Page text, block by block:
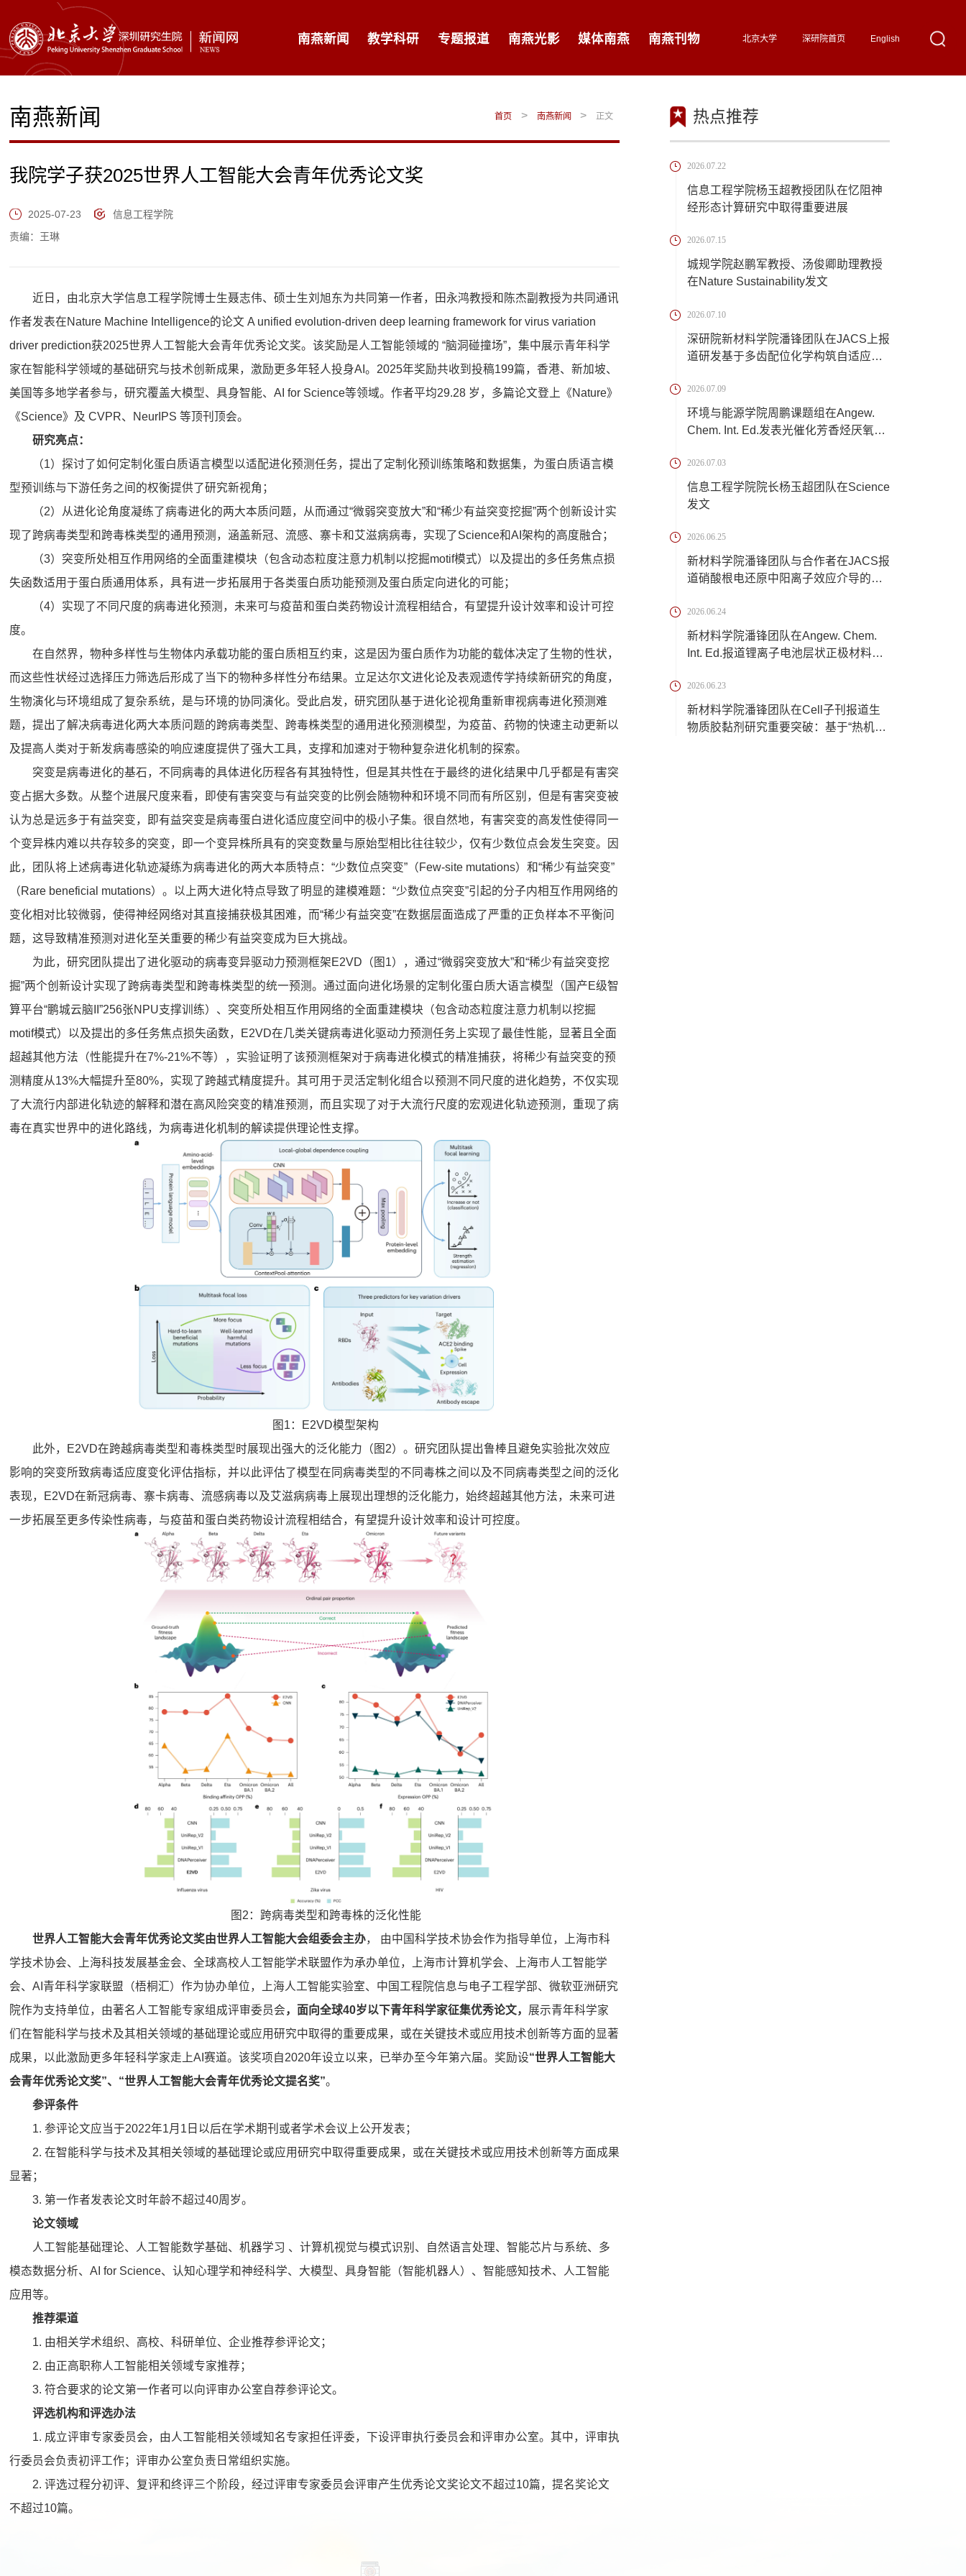
南燕新闻 教学科研 专题报道 南燕光影 媒体南燕 南燕刊物 北京大学 深研院首页 English
南燕新闻 首页 > 南燕新闻 > 正文
我院学子获2025世界人工智能大会青年优秀论文奖
2025-07-23
信息工程学院
责编：王琳
近日，由北京大学信息工程学院博士生聂志伟、硕士生刘旭东为共同第一作者，田永鸿教授和陈杰副教授为共同通讯
作者发表在Nature Machine Intelligence的论文 A unified evolution-driven deep learning framework for virus variation
driver prediction获2025世界人工智能大会青年优秀论文奖。该奖励是人工智能领域的 “脑洞碰撞场”，集中展示青年科学
家在智能科学领域的基础研究与技术创新成果，激励更多年轻人投身AI。2025年奖励共收到投稿199篇，香港、新加坡、
美国等多地学者参与，研究覆盖大模型、具身智能、AI for Science等领域。作者平均29.28 岁，多篇论文登上《Nature》
《Science》及 CVPR、NeurIPS 等顶刊顶会。
研究亮点：
（1）探讨了如何定制化蛋白质语言模型以适配进化预测任务，提出了定制化预训练策略和数据集，为蛋白质语言模
型预训练与下游任务之间的权衡提供了研究新视角；
（2）从进化论角度凝练了病毒进化的两大本质问题，从而通过“微弱突变放大”和“稀少有益突变挖掘”两个创新设计实
现了跨病毒类型和跨毒株类型的通用预测，涵盖新冠、流感、寨卡和艾滋病病毒，实现了Science和AI架构的高度融合；
（3）突变所处相互作用网络的全面重建模块（包含动态粒度注意力机制以挖掘motif模式）以及提出的多任务焦点损
失函数适用于蛋白质通用体系，具有进一步拓展用于各类蛋白质功能预测及蛋白质定向进化的可能；
（4）实现了不同尺度的病毒进化预测，未来可与疫苗和蛋白类药物设计流程相结合，有望提升设计效率和设计可控
度。
在自然界，物种多样性与生物体内承载功能的蛋白质相互约束，这是因为蛋白质作为功能的载体决定了生物的性状，
而这些性状经过选择压力筛选后形成了当下的物种多样性分布结果。立足达尔文进化论及表观遗传学持续新研究的角度，
生物演化与环境组成了复杂系统，是与环境的协同演化。受此启发，研究团队基于进化论视角重新审视病毒进化预测难
题，提出了解决病毒进化两大本质问题的跨病毒类型、跨毒株类型的通用进化预测模型，为疫苗、药物的快速主动更新以
及提高人类对于新发病毒感染的响应速度提供了强大工具，支撑和加速对于物种复杂进化机制的探索。
突变是病毒进化的基石，不同病毒的具体进化历程各有其独特性，但是其共性在于最终的进化结果中几乎都是有害突
变占据大多数。从整个进展尺度来看，即使有害突变与有益突变的比例会随物种和环境不同而有所区别，但是有害突变被
认为总是远多于有益突变，即有益突变是病毒蛋白进化适应度空间中的极小子集。很自然地，有害突变的高发性使得同一
个变异株内难以共存较多的突变，即一个变异株所具有的突变数量与原始型相比往往较少，仅有少数位点会发生突变。因
此，团队将上述病毒进化轨迹凝练为病毒进化的两大本质特点：“少数位点突变”（Few-site mutations）和“稀少有益突变”
（Rare beneficial mutations）。以上两大进化特点导致了明显的建模难题：“少数位点突变”引起的分子内相互作用网络的
变化相对比较微弱，使得神经网络对其直接捕获极其困难，而“稀少有益突变”在数据层面造成了严重的正负样本不平衡问
题，这导致精准预测对进化至关重要的稀少有益突变成为巨大挑战。
为此，研究团队提出了进化驱动的病毒变异驱动力预测框架E2VD（图1），通过“微弱突变放大”和“稀少有益突变挖
掘”两个创新设计实现了跨病毒类型和跨毒株类型的统一预测。通过面向进化场景的定制化蛋白质大语言模型（国产E级智
算平台“鹏城云脑II”256张NPU支撑训练）、突变所处相互作用网络的全面重建模块（包含动态粒度注意力机制以挖掘
motif模式）以及提出的多任务焦点损失函数，E2VD在几类关键病毒进化驱动力预测任务上实现了最佳性能，显著且全面
超越其他方法（性能提升在7%-21%不等），实验证明了该预测框架对于病毒进化模式的精准捕获，将稀少有益突变的预
测精度从13%大幅提升至80%，实现了跨越式精度提升。其可用于灵活定制化组合以预测不同尺度的进化趋势，不仅实现
了大流行内部进化轨迹的解释和潜在高风险突变的精准预测，而且实现了对于大流行尺度的宏观进化轨迹预测，重现了病
毒在真实世界中的进化路线，为病毒进化机制的解读提供理论性支撑。
图1：E2VD模型架构
此外，E2VD在跨越病毒类型和毒株类型时展现出强大的泛化能力（图2）。研究团队提出鲁棒且避免实验批次效应
影响的突变所致病毒适应度变化评估指标，并以此评估了模型在同病毒类型的不同毒株之间以及不同病毒类型之间的泛化
表现，E2VD在新冠病毒、寨卡病毒、流感病毒以及艾滋病病毒上展现出理想的泛化能力，始终超越其他方法，未来可进
一步拓展至更多传染性病毒，与疫苗和蛋白类药物设计流程相结合，有望提升设计效率和设计可控度。
图2：跨病毒类型和跨毒株的泛化性能
世界人工智能大会青年优秀论文奖由世界人工智能大会组委会主办， 由中国科学技术协会作为指导单位，上海市科
学技术协会、上海科技发展基金会、全球高校人工智能学术联盟作为承办单位，上海市计算机学会、上海市人工智能学
会、AI青年科学家联盟（梧桐汇）作为协办单位，上海人工智能实验室、中国工程院信息与电子工程学部、微软亚洲研究
院作为支持单位，由著名人工智能专家组成评审委员会， 面向全球40岁以下青年科学家征集优秀论文， 展示青年科学家
们在智能科学与技术及其相关领域的基础理论或应用研究中取得的重要成果，或在关键技术或应用技术创新等方面的显著
成果，以此激励更多年轻科学家走上AI赛道。该奖项自2020年设立以来，已举办至今年第六届。奖励设“世界人工智能大
会青年优秀论文奖”、“世界人工智能大会青年优秀论文提名奖”。
参评条件
1. 参评论文应当于2022年1月1日以后在学术期刊或者学术会议上公开发表；
2. 在智能科学与技术及其相关领域的基础理论或应用研究中取得重要成果，或在关键技术或应用技术创新等方面成果
显著；
3. 第一作者发表论文时年龄不超过40周岁。
论文领域
人工智能基础理论、人工智能数学基础、机器学习 、计算机视觉与模式识别、自然语言处理、智能芯片与系统、多
模态数据分析、AI for Science、认知心理学和神经科学、大模型、具身智能（智能机器人）、智能感知技术、人工智能
应用等。
推荐渠道
1. 由相关学术组织、高校、科研单位、企业推荐参评论文；
2. 由正高职称人工智能相关领域专家推荐；
3. 符合要求的论文第一作者可以向评审办公室自荐参评论文。
评选机构和评选办法
1. 成立评审专家委员会，由人工智能相关领域知名专家担任评委，下设评审执行委员会和评审办公室。其中，评审执
行委员会负责初评工作；评审办公室负责日常组织实施。
2. 评选过程分初评、复评和终评三个阶段，经过评审专家委员会评审产生优秀论文奖论文不超过10篇，提名奖论文
不超过10篇。
热点推荐
2026.07.22
信息工程学院杨玉超教授团队在忆阻神
经形态计算研究中取得重要进展
2026.07.15
城规学院赵鹏军教授、汤俊卿助理教授
在Nature Sustainability发文
2026.07.10
深研院新材料学院潘锋团队在JACS上报
道研发基于多齿配位化学构筑自适应离
2026.07.09
环境与能源学院周鹏课题组在Angew.
Chem. Int. Ed.发表光催化芳香烃厌氧转
2026.07.03
信息工程学院院长杨玉超团队在Science
发文
2026.06.25
新材料学院潘锋团队与合作者在JACS报
道硝酸根电还原中阳离子效应介导的催
2026.06.24
新材料学院潘锋团队在Angew. Chem.
Int. Ed.报道锂离子电池层状正极材料脱
2026.06.23
新材料学院潘锋团队在Cell子刊报道生
物质胶黏剂研究重要突破：基于“热机械